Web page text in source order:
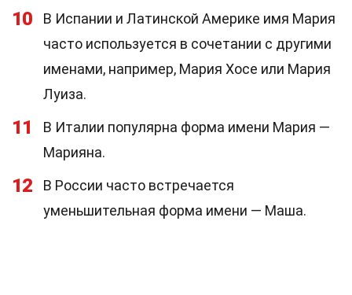
10
В Испании и Латинской Америке имя Мария
часто используется в сочетании с другими
именами, например, Мария Хосе или Мария
Луиза.
11
В Италии популярна форма имени Мария —
Марияна.
12
В России часто встречается
уменьшительная форма имени — Маша.